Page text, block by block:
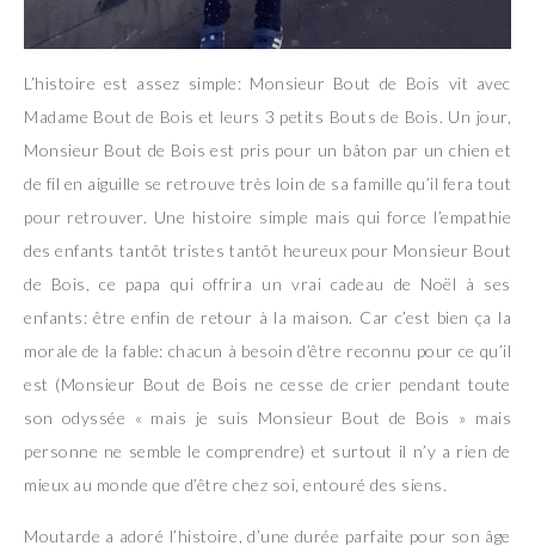
L’histoire est assez simple: Monsieur Bout de Bois vit avec
Madame Bout de Bois et leurs 3 petits Bouts de Bois. Un jour,
Monsieur Bout de Bois est pris pour un bâton par un chien et
de fil en aiguille se retrouve très loin de sa famille qu’il fera tout
pour retrouver. Une histoire simple mais qui force l’empathie
des enfants tantôt tristes tantôt heureux pour Monsieur Bout
de Bois, ce papa qui offrira un vrai cadeau de Noël à ses
enfants: être enfin de retour à la maison. Car c’est bien ça la
morale de la fable: chacun à besoin d’être reconnu pour ce qu’il
est (Monsieur Bout de Bois ne cesse de crier pendant toute
son odyssée « mais je suis Monsieur Bout de Bois » mais
personne ne semble le comprendre) et surtout il n’y a rien de
mieux au monde que d’être chez soi, entouré des siens.
Moutarde a adoré l’histoire, d’une durée parfaite pour son âge